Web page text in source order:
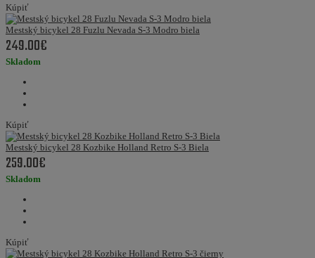
Kúpiť
Mestský bicykel 28 Fuzlu Nevada S-3 Modro biela
249.00€
Skladom
Kúpiť
Mestský bicykel 28 Kozbike Holland Retro S-3 Biela
259.00€
Skladom
Kúpiť